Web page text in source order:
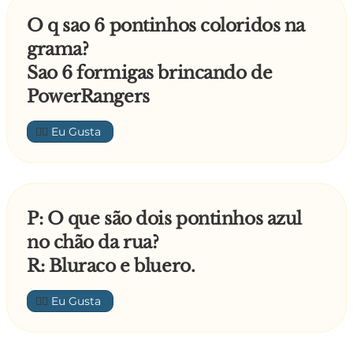
O q sao 6 pontinhos coloridos na
grama?
Sao 6 formigas brincando de
PowerRangers
👍🏼
P: O que são dois pontinhos azul
no chão da rua?
R: Bluraco e bluero.
👍🏼